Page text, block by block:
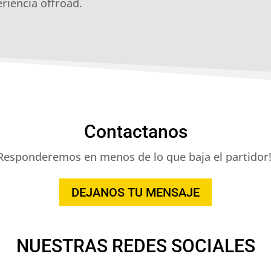
Contactanos
en menos de lo que baja el
DEJANOS TU MENSAJE
NUESTRAS REDES SOCIALES